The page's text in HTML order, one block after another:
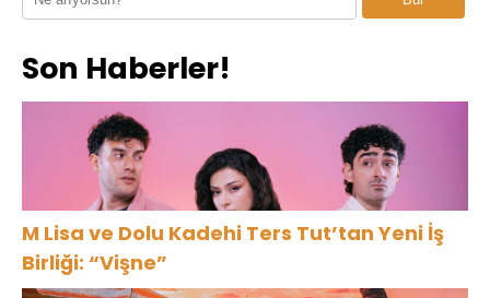
Bodrum’u
Son Haberler!
M Lisa ve Dolu Kadehi Ters Tut’tan Yeni İş
Birliği: “Vişne”